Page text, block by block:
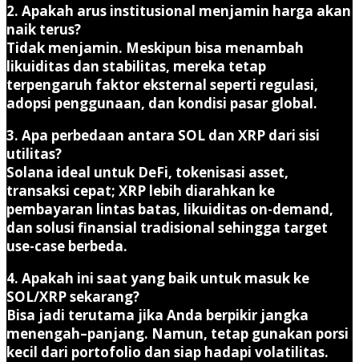
2. Apakah arus institusional menjamin harga akan
naik terus?
Tidak menjamin. Meskipun bisa menambah
likuiditas dan stabilitas, mereka tetap
terpengaruh faktor eksternal seperti regulasi,
adopsi penggunaan, dan kondisi pasar global.
3. Apa perbedaan antara SOL dan XRP dari sisi
utilitas?
Solana ideal untuk DeFi, tokenisasi asset,
transaksi cepat; XRP lebih diarahkan ke
pembayaran lintas batas, likuiditas on-demand,
dan solusi finansial tradisional sehingga target
use-case berbeda.
4. Apakah ini saat yang baik untuk masuk ke
SOL/XRP sekarang?
Bisa jadi terutama jika Anda berpikir jangka
menengah–panjang. Namun, tetap gunakan porsi
kecil dari portofolio dan siap hadapi volatilitas.